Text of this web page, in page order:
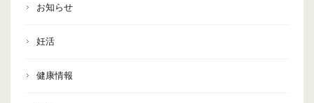
お知らせ
妊活
健康情報